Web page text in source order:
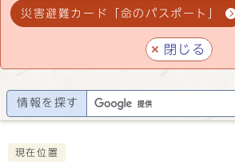
災害避難カード「命のパスポート」
閉じる
情報を探す
現在位置